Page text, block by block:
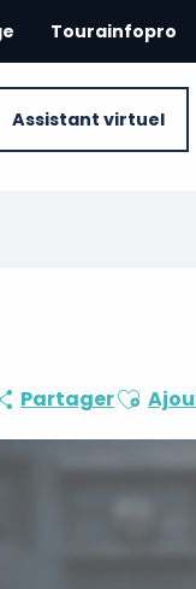
Assistant virtuel
Tourainfopro
PartagerAjouter